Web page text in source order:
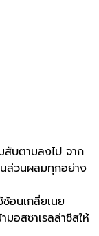
สับตามลงไป จาก
ส่วนผสมทุกอย่าง
อนเกลี่ยเนย
อสซาเรลล่าชีสให้